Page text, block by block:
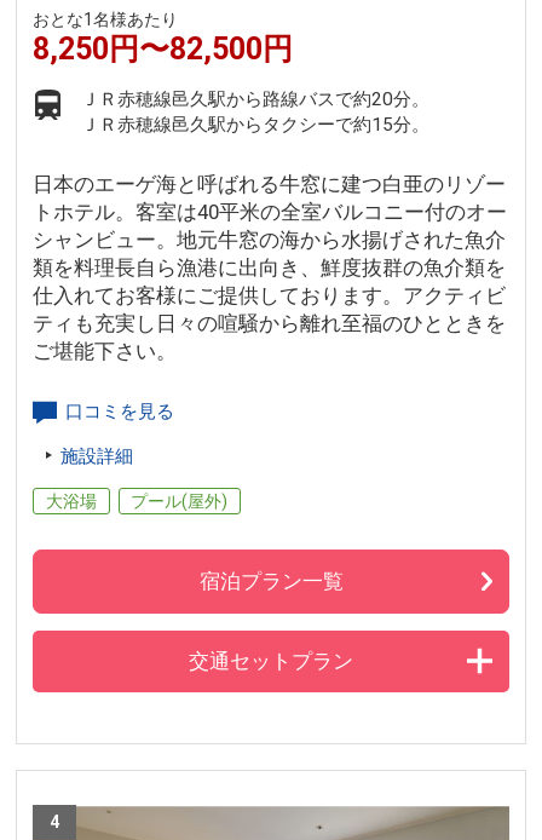
おとな1名様あたり
8,250円〜82,500円
ＪＲ赤穂線邑久駅から路線バスで約20分。
ＪＲ赤穂線邑久駅からタクシーで約15分。
日本のエーゲ海と呼ばれる牛窓に建つ白亜のリゾー
トホテル。客室は40平米の全室バルコニー付のオー
シャンビュー。地元牛窓の海から水揚げされた魚介
類を料理長自ら漁港に出向き、鮮度抜群の魚介類を
仕入れてお客様にご提供しております。アクティビ
ティも充実し日々の喧騒から離れ至福のひとときを
ご堪能下さい。
口コミを見る
施設詳細
大浴場 プール(屋外)
宿泊プラン一覧
交通セットプラン
4